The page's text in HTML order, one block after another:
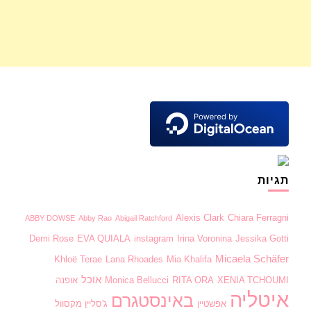
תגיות
ABBY DOWSE Abby Rao Abigail Ratchford Alexis Clark Chiara Ferragni
Demi Rose EVA QUIALA instagram Irina Voronina Jessika Gotti
Khloë Terae Lana Rhoades Mia Khalifa Micaela Schäfer
Monica Bellucci RITA ORA XENIA TCHOUMI אוכל אופנה
איטליה אפשטיין באינסטגרם ג'סליין מקסוול